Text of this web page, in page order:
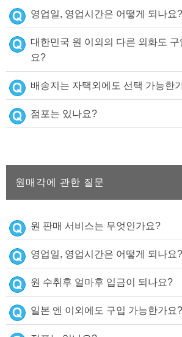
영업일, 영업시간은 어떻게 되나요?
대한민국 원 이외의 다른 외화도
요?
배송지는 자택외에도 선택 가능한
점포는 있나요?
원매각에 관한 질문
원 판매 서비스는 무엇인가요?
영업일, 영업시간은 어떻게 되나요?
원 수취후 얼마후 입금이 되나요?
일본 엔 이외에도 구입 가능한가요?